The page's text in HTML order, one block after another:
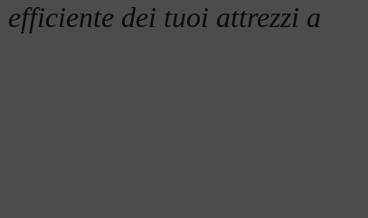
dei tuoi attrezzi a